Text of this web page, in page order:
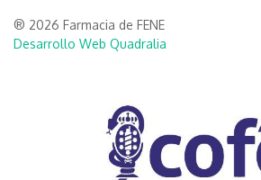
® 2026 Farmacia de FENE
Desarrollo Web Quadralia